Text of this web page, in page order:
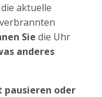
aktuelle
Sie die Uhr
anderes
pausieren oder